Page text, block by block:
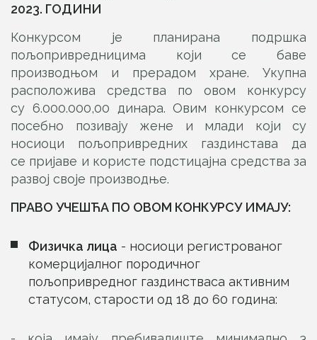
2023. ГОДИНИ
Конкурсом је планирана подршка
пољопривредницима који се баве
производњом и прерадом хране. Укупна
расположива средства по овом конкурсу
су 6.000.000,00 динара. Овим конкурсом се
посебно позивају жене и млади који су
носиоци пољопривредних газдинстава да
се пријаве и користе подстицајна средства за
развој своје производње.
ПРАВО УЧЕШЋА ПО ОВОМ КОНКУРСУ ИМАЈУ:
Физичка лица - носиоци регистрованог
комерцијалног породичног
пољопривредног газдинстваса активним
статусом, старости од 18 до 60 година: